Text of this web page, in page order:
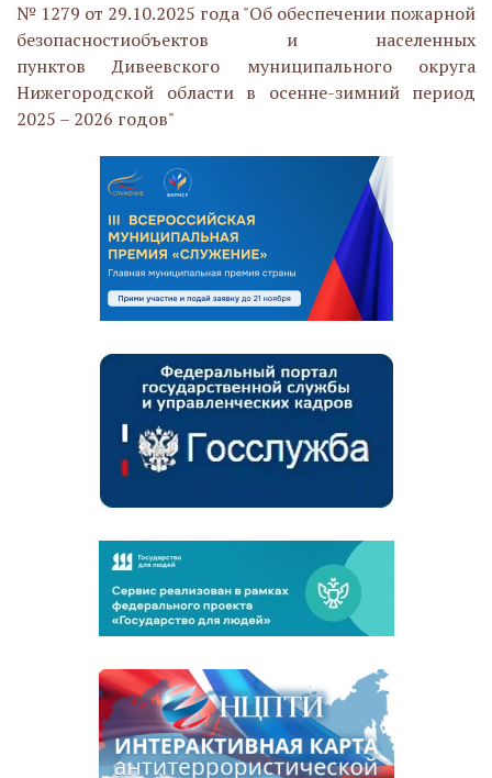
№ 1279 от 29.10.2025 года "Об обеспечении пожарной
безопасностиобъектов и населенных
пунктов Дивеевского муниципального округа
Нижегородской области в осенне-зимний период
2025 – 2026 годов"